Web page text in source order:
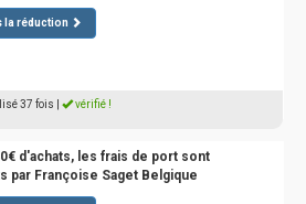
la réduction
37 fois vérifié !
d'achats, les frais de port sont
par Françoise Saget Belgique